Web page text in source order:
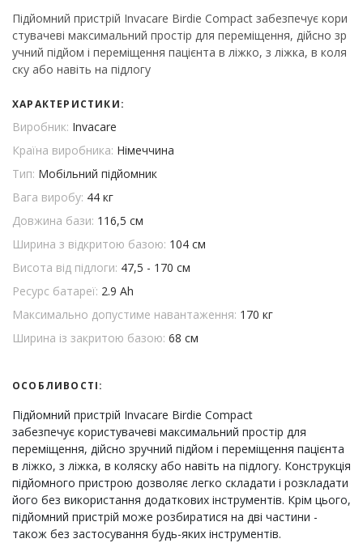
Підйомний пристрій Invacare Birdie Compact забезпечує кори
стувачеві максимальний простір для переміщення, дійсно зр
учний підйом і переміщення пацієнта в ліжко, з ліжка, в коля
ску або навіть на підлогу
ХАРАКТЕРИСТИКИ:
Виробник: Invacare
Країна виробника: Німеччина
Тип: Мобільний підйомник
Вага виробу: 44 кг
Довжина бази: 116,5 см
Ширина з відкритою базою: 104 см
Висота від підлоги: 47,5 - 170 см
Ресурс батареї: 2.9 Ah
Максимально допустиме навантаження: 170 кг
Ширина із закритою базою: 68 см
ОСОБЛИВОСТІ:
Підйомний пристрій Invacare Birdie Compact
забезпечує користувачеві максимальний простір для
переміщення, дійсно зручний підйом і переміщення пацієнта
в ліжко, з ліжка, в коляску або навіть на підлогу. Конструкція
підйомного пристрою дозволяє легко складати і розкладати
його без використання додаткових інструментів. Крім цього,
підйомний пристрій може розбиратися на дві частини -
також без застосування будь-яких інструментів.